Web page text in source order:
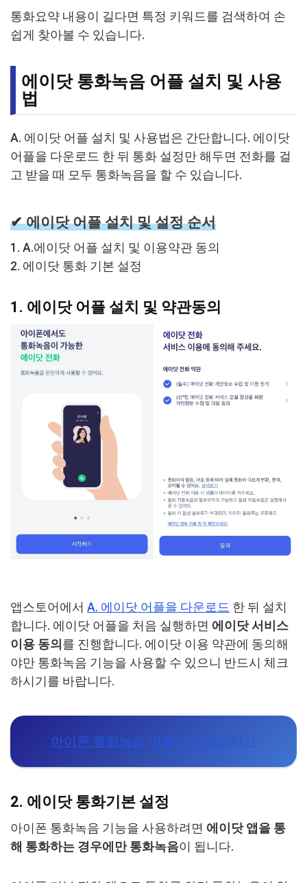
통화요약 내용이 길다면 특정 키워드를 검색하여 손
쉽게 찾아볼 수 있습니다.
에이닷 통화녹음 어플 설치 및 사용
법
A. 에이닷 어플 설치 및 사용법은 간단합니다. 에이닷
어플을 다운로드 한 뒤 통화 설정만 해두면 전화를 걸
고 받을 때 모두 통화녹음을 할 수 있습니다.
✔︎에이닷 어플 설치 및 설정 순서
1. A.에이닷 어플 설치 및 이용약관 동의
2. 에이닷 통화 기본 설정
1. 에이닷 어플 설치 및 약관동의
앱스토어에서 A. 에이닷 어플을 다운로드 한 뒤 설치
합니다. 에이닷 어플을 처음 실행하면 에이닷 서비스
이용 동의 를 진행합니다. 에이닷 이용 약관에 동의해
야만 통화녹음 기능을 사용할 수 있으니 반드시 체크
하시기를 바랍니다.
아이폰 통화녹음 어플 다운로드하기
2. 에이닷 통화기본 설정
아이폰 통화녹음 기능을 사용하려면 에이닷 앱을 통
해 통화하는 경우에만 통화녹음이 됩니다.